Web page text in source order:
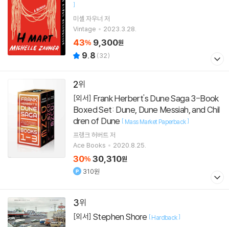
]
미셸 자우너 저
Vintage
2023.3.28.
43% 9,300원
9.8 (32)
2
[외서]
Boxed Set: Dune, Dune Messiah, and Chil
dren of Dune [ Mass Market Paperback]
프랭크 허버트 저
Ace Books
2020.8.25.
30% 30,310원
310원
3
[외서] Stephen Shore [Hardback]